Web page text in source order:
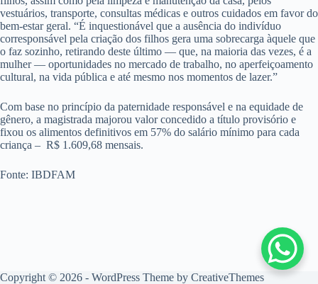
vestuários, transporte, consultas médicas e outros cuidados em favor do
bem-estar geral. “É inquestionável que a ausência do indivíduo
corresponsável pela criação dos filhos gera uma sobrecarga àquele que
o faz sozinho, retirando deste último — que, na maioria das vezes, é a
mulher — oportunidades no mercado de trabalho, no aperfeiçoamento
cultural, na vida pública e até mesmo nos momentos de lazer.”
Com base no princípio da paternidade responsável e na equidade de
gênero, a magistrada majorou valor concedido a título provisório e
fixou os alimentos definitivos em 57% do salário mínimo para cada
criança – R$ 1.609,68 mensais.
Fonte: IBDFAM
Copyright © 2026 - WordPress Theme by CreativeThemes